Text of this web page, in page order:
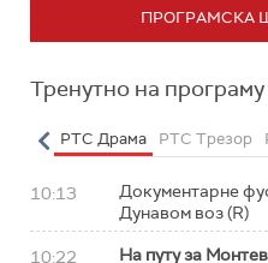
ПРОГРАМСКА
Тренутно на програму
РТС Драма РТС Трезор
10:13
Документарне
Дунавом воз (R)
10:22 На путу за